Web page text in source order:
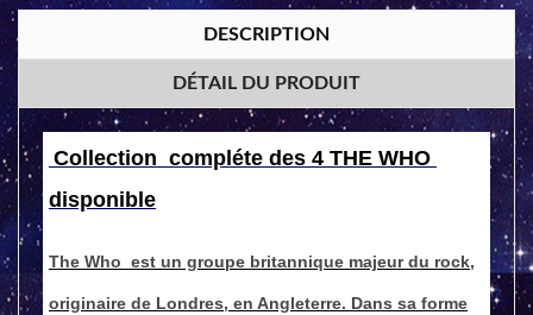
DESCRIPTION
DÉTAIL DU PRODUIT
Collection compléte des 4 THE WHO
disponible
The Who est un groupe britannique majeur du rock,
originaire de Londres, en Angleterre. Dans sa forme